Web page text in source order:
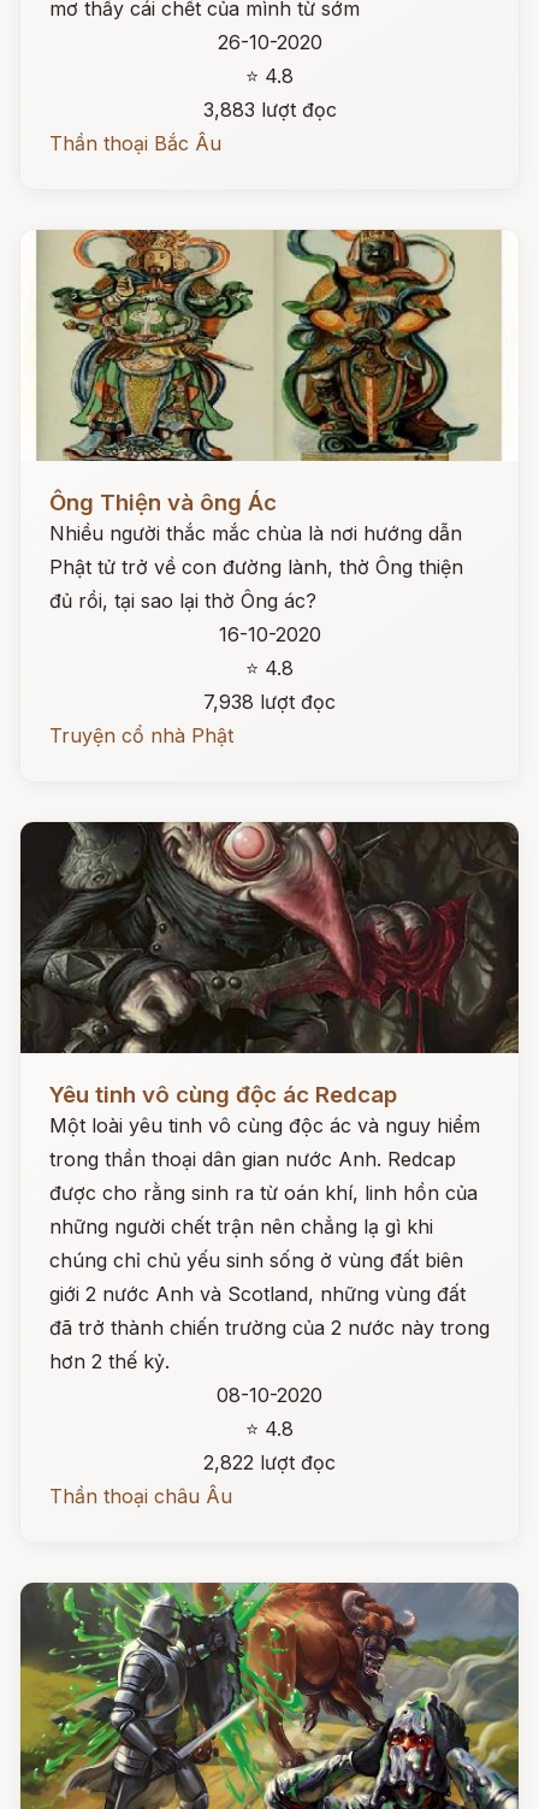
mơ thấy cái chết của mình từ sớm
26-10-2020
⭐ 4.8
3,883 lượt đọc
Thần thoại Bắc Âu
Đọc ngay
Ông Thiện và ông Ác
Nhiều người thắc mắc chùa là nơi hướng dẫn
Phật tử trở về con đường lành, thờ Ông thiện
đủ rồi, tại sao lại thờ Ông ác?
16-10-2020
⭐ 4.8
7,938 lượt đọc
Truyện cổ nhà Phật
Yêu tinh vô cùng độc ác Redcap
Một loài yêu tinh vô cùng độc ác và nguy hiểm
trong thần thoại dân gian nước Anh. Redcap
được cho rằng sinh ra từ oán khí, linh hồn của
những người chết trận nên chẳng lạ gì khi
chúng chỉ chủ yếu sinh sống ở vùng đất biên
giới 2 nước Anh và Scotland, những vùng đất
đã trở thành chiến trường của 2 nước này trong
hơn 2 thế kỷ.
08-10-2020
⭐ 4.8
2,822 lượt đọc
Thần thoại châu Âu